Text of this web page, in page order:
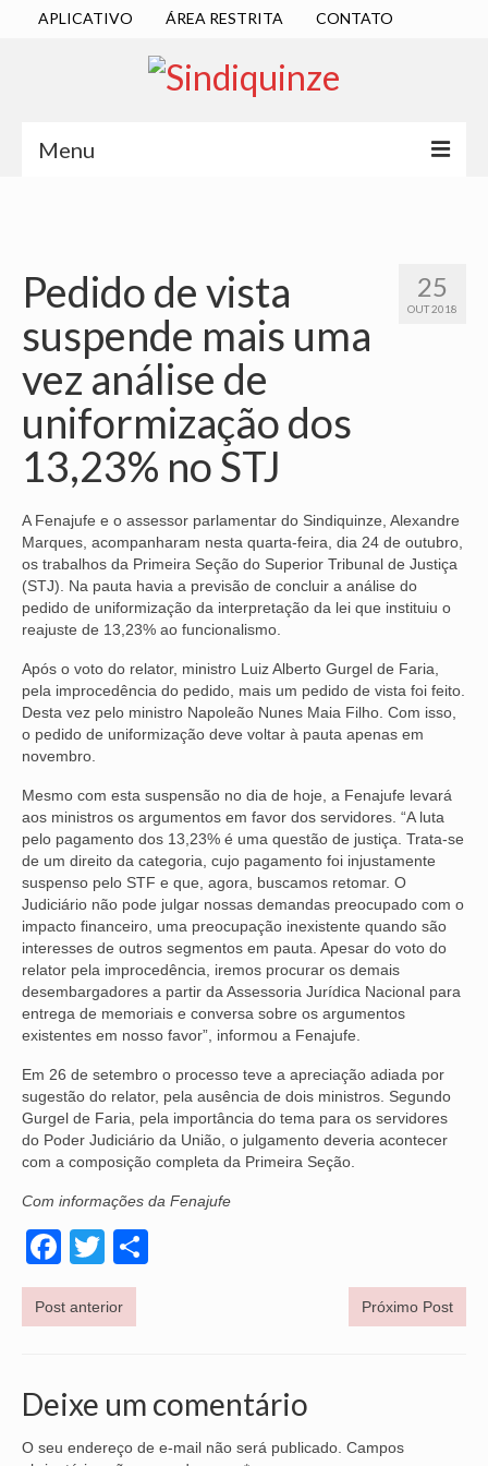
APLICATIVO ÁREA RESTRITA CONTATO
Menu
DIRETORIA EXECUTIVA
ESTATUTO
ATAS
LOCALIZAÇÃO
QUEM SOMOS
NOSSA HISTÓRIA
SUBSEDES
ARAÇATUBA
PRESIDENTE PRUDENTE
RIBEIRÃO PRETO
SÃO JOSÉ DOS CAMPOS
SÃO JOSÉ DO RIO PRETO
SOROCABA
NOTÍCIAS
BOLETIM
VÍDEOS
SINDICALIZE-SE
JURÍDICO
NÚCLEOS
APOSENTADOS
AGENTES DE POLÍCIA JUDICIAL
ANALISTAS JUDICIÁRIOS
LGBTQIA+
MULHERES
25
OUT 2018
Pedido de vista
suspende mais uma
vez análise de
uniformização dos
13,23% no STJ
A Fenajufe e o assessor parlamentar do Sindiquinze, Alexandre
Marques, acompanharam nesta quarta-feira, dia 24 de outubro,
os trabalhos da Primeira Seção do Superior Tribunal de Justiça
(STJ). Na pauta havia a previsão de concluir a análise do
pedido de uniformização da interpretação da lei que instituiu o
reajuste de 13,23% ao funcionalismo.
Após o voto do relator, ministro Luiz Alberto Gurgel de Faria,
pela improcedência do pedido, mais um pedido de vista foi feito.
Desta vez pelo ministro Napoleão Nunes Maia Filho. Com isso,
o pedido de uniformização deve voltar à pauta apenas em
novembro.
Mesmo com esta suspensão no dia de hoje, a Fenajufe levará
aos ministros os argumentos em favor dos servidores. “A luta
pelo pagamento dos 13,23% é uma questão de justiça. Trata-se
de um direito da categoria, cujo pagamento foi injustamente
suspenso pelo STF e que, agora, buscamos retomar. O
Judiciário não pode julgar nossas demandas preocupado com o
impacto financeiro, uma preocupação inexistente quando são
interesses de outros segmentos em pauta. Apesar do voto do
relator pela improcedência, iremos procurar os demais
desembargadores a partir da Assessoria Jurídica Nacional para
entrega de memoriais e conversa sobre os argumentos
existentes em nosso favor”, informou a Fenajufe.
Em 26 de setembro o processo teve a apreciação adiada por
sugestão do relator, pela ausência de dois ministros. Segundo
Gurgel de Faria, pela importância do tema para os servidores
do Poder Judiciário da União, o julgamento deveria acontecer
com a composição completa da Primeira Seção.
Com informações da Fenajufe
Facebook
Twitter
Post anterior Próximo Post
Deixe um comentário
O seu endereço de e-mail não será publicado. Campos